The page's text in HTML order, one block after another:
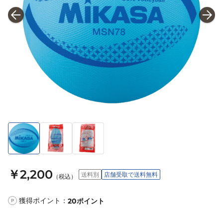
￥2,200 （税込） 送料別 店舗受取で送料無料
P 獲得ポイント： 20ポイント